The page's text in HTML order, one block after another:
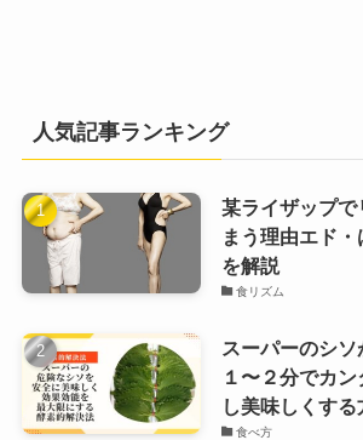
人気記事ランキング
某ライザップで
まう理由エド
を解説
食リズム
スーパーのシ
１〜２分でカ
し美味しくする
食べ方